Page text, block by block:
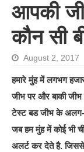
आपकी
कौन सी
August 2, 2017
हमारे मुंह में लगभग
जीभ पर और बाकी जीभ
टेस्ट बड जीभ के अलग-
जब हम मुंह में कोई भी
अलर्ट कर देते है.